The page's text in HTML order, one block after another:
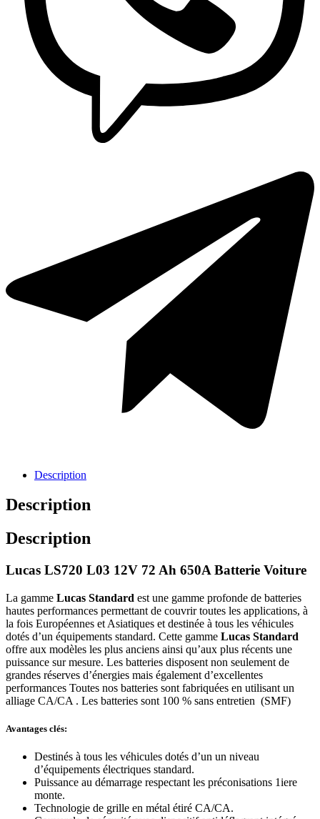
Description
Description
Description
Lucas LS720 L03 12V 72 Ah 650A Batterie Voiture
La gamme Lucas Standard est une gamme profonde de batteries
hautes performances permettant de couvrir toutes les applications, à
la fois Européennes et Asiatiques et destinée à tous les véhicules
dotés d’un équipements standard. Cette gamme Lucas Standard
offre aux modèles les plus anciens ainsi qu’aux plus récents une
puissance sur mesure. Les batteries disposent non seulement de
grandes réserves d’énergies mais également d’excellentes
performances Toutes nos batteries sont fabriquées en utilisant un
alliage CA/CA . Les batteries sont 100 % sans entretien (SMF)
Avantages clés:
Destinés à tous les véhicules dotés d’un un niveau
d’équipements électriques standard.
Puissance au démarrage respectant les préconisations 1iere
monte.
Technologie de grille en métal étiré CA/CA.